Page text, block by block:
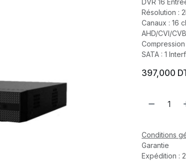
DVR 16
Résolution :
Canaux : 16
AHD/CVI/
SATA : 1
397,000
Conditions
Garantie
Expédition :